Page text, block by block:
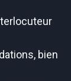
bien